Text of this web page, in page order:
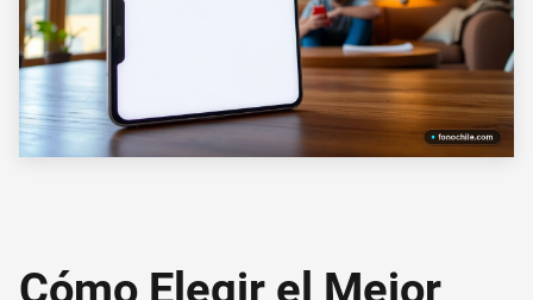
Cómo Elegir el Mejor